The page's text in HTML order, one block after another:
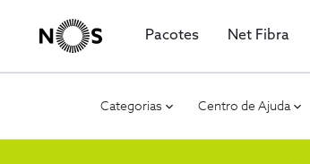
Pacotes Net Fibra
Categorias Centro de Ajuda